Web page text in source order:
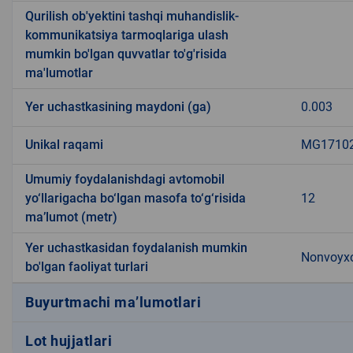
Qurilish ob'yektini tashqi muhandislik-
kommunikatsiya tarmoqlariga ulash
mumkin bo'lgan quvvatlar to'g'risida
ma'lumotlar
Yer uchastkasining maydoni (ga) 0.003
Unikal raqami
Umumiy foydalanishdagi avtomobil
yo‘llarigacha bo‘lgan masofa to‘g‘risida
ma’lumot (metr)
12
Yer uchastkasidan foydalanish mumkin
bo'lgan faoliyat turlari
Buyurtmachi ma’lumotlari
Lot hujjatlari